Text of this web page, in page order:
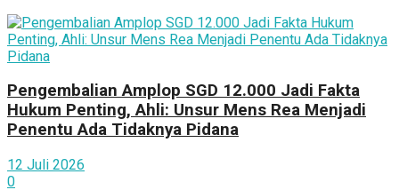
Pengembalian Amplop SGD 12.000 Jadi Fakta
Hukum Penting, Ahli: Unsur Mens Rea Menjadi
Penentu Ada Tidaknya Pidana
12 Juli 2026
0